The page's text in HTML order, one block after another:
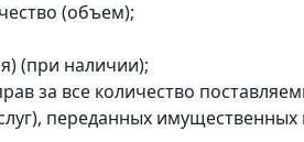
(объем);
(при наличии);
за все количество
переданных имущественных